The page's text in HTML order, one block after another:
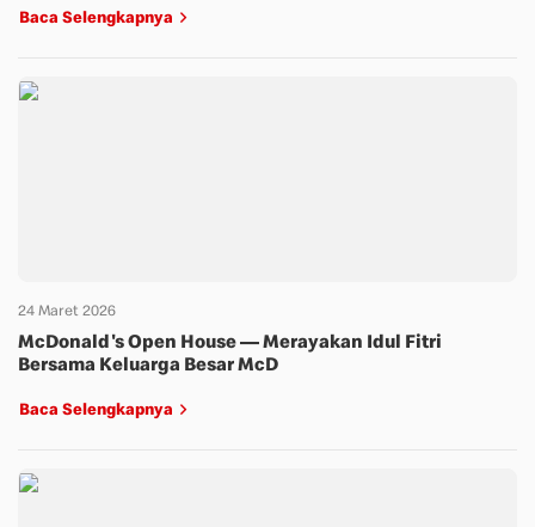
Baca Selengkapnya
24 Maret 2026
McDonald's Open House — Merayakan Idul Fitri
Bersama Keluarga Besar McD
Baca Selengkapnya